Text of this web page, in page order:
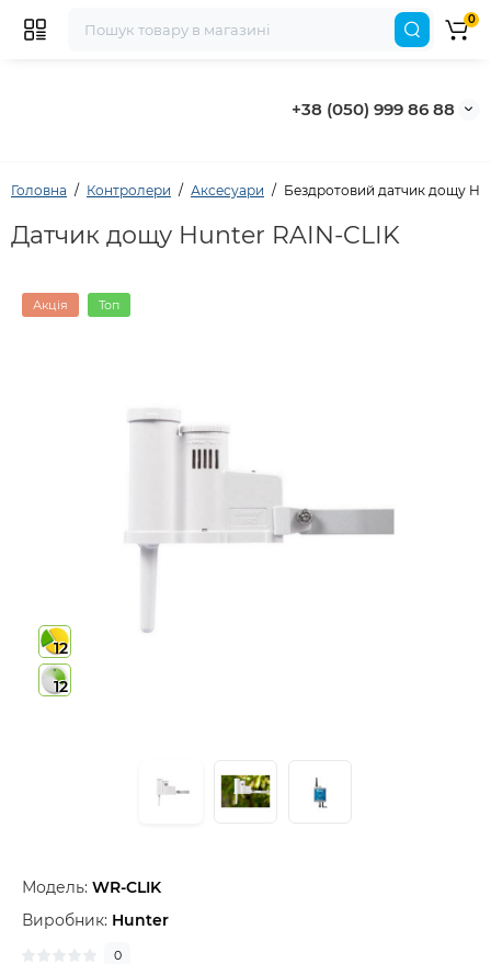
+38 (050) 999 86 88
0
Головна Контролери Аксесуари Бездротовий датчик дощу
Датчик дощу Hunter RAIN-CLIK
12
12
Акція Топ
Модель: WR-CLIK
Виробник: Hunter
0